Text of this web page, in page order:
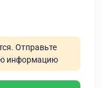
Отправьте
информацию